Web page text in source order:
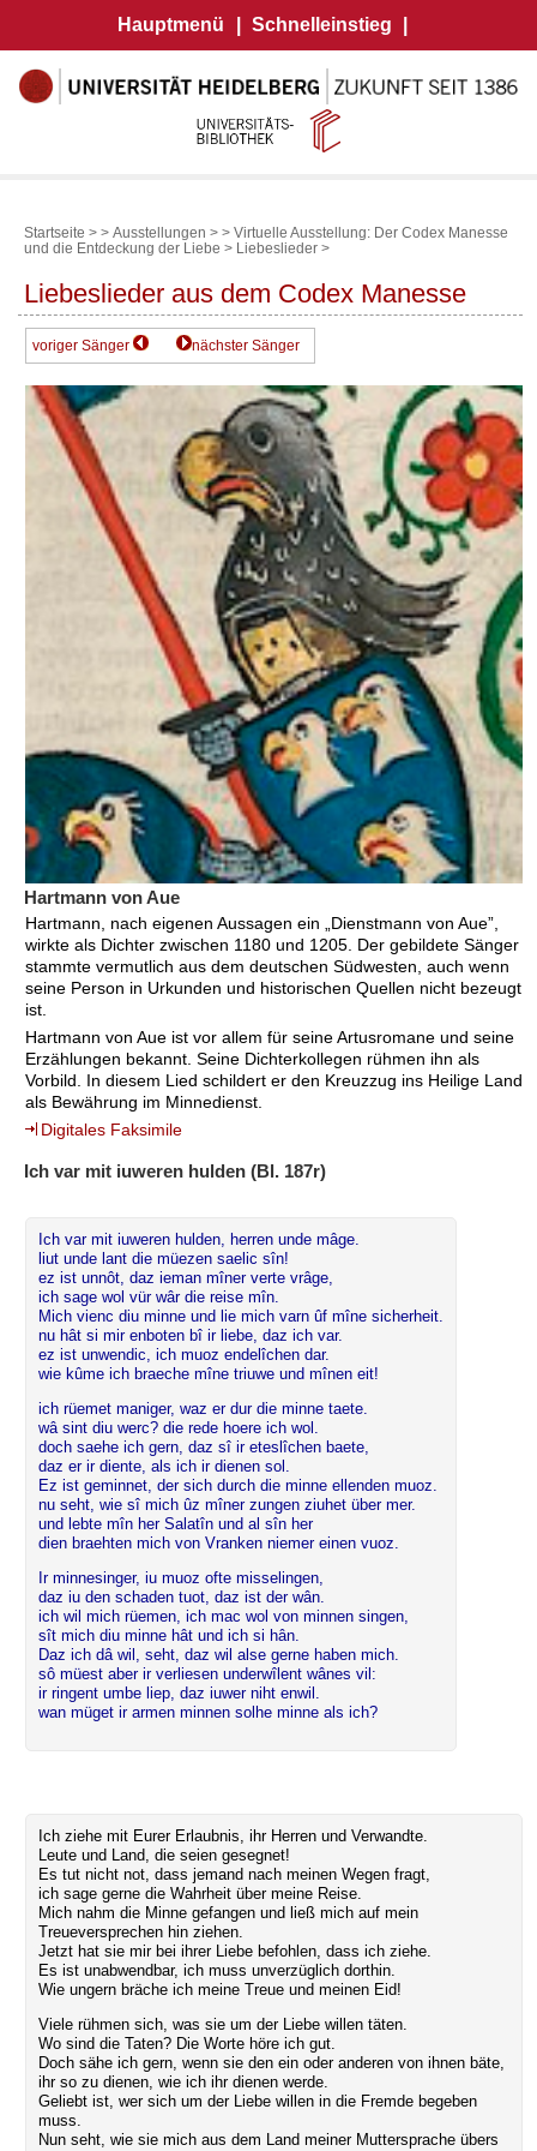
Hauptmenü Schnelleinstieg
Startseite > > Ausstellungen > > Virtuelle Ausstellung: Der Codex Manesse
und die Entdeckung der Liebe > Liebeslieder >
Liebeslieder aus dem Codex Manesse
voriger Sänger nächster Sänger
Hartmann von Aue
Hartmann, nach eigenen Aussagen ein „Dienstmann von Aue”,
wirkte als Dichter zwischen 1180 und 1205. Der gebildete Sänger
stammte vermutlich aus dem deutschen Südwesten, auch wenn
seine Person in Urkunden und historischen Quellen nicht bezeugt
ist.
Hartmann von Aue ist vor allem für seine Artusromane und seine
Erzählungen bekannt. Seine Dichterkollegen rühmen ihn als
Vorbild. In diesem Lied schildert er den Kreuzzug ins Heilige Land
als Bewährung im Minnedienst.
Digitales Faksimile
Ich var mit iuweren hulden (Bl. 187r)
Ich var mit iuweren hulden, herren unde mâge.
liut unde lant die müezen saelic sîn!
ez ist unnôt, daz ieman mîner verte vrâge,
ich sage wol vür wâr die reise mîn.
Mich vienc diu minne und lie mich varn ûf mîne sicherheit.
nu hât si mir enboten bî ir liebe, daz ich var.
ez ist unwendic, ich muoz endelîchen dar.
wie kûme ich braeche mîne triuwe und mînen eit!
ich rüemet maniger, waz er dur die minne taete.
wâ sint diu werc? die rede hoere ich wol.
doch saehe ich gern, daz sî ir eteslîchen baete,
daz er ir diente, als ich ir dienen sol.
Ez ist geminnet, der sich durch die minne ellenden muoz.
nu seht, wie sî mich ûz mîner zungen ziuhet über mer.
und lebte mîn her Salatîn und al sîn her
dien braehten mich von Vranken niemer einen vuoz.
Ir minnesinger, iu muoz ofte misselingen,
daz iu den schaden tuot, daz ist der wân.
ich wil mich rüemen, ich mac wol von minnen singen,
sît mich diu minne hât und ich si hân.
Daz ich dâ wil, seht, daz wil alse gerne haben mich.
sô müest aber ir verliesen underwîlent wânes vil:
ir ringent umbe liep, daz iuwer niht enwil.
wan müget ir armen minnen solhe minne als ich?
Ich ziehe mit Eurer Erlaubnis, ihr Herren und Verwandte.
Leute und Land, die seien gesegnet!
Es tut nicht not, dass jemand nach meinen Wegen fragt,
ich sage gerne die Wahrheit über meine Reise.
Mich nahm die Minne gefangen und ließ mich auf mein
Treueversprechen hin ziehen.
Jetzt hat sie mir bei ihrer Liebe befohlen, dass ich ziehe.
Es ist unabwendbar, ich muss unverzüglich dorthin.
Wie ungern bräche ich meine Treue und meinen Eid!
Viele rühmen sich, was sie um der Liebe willen täten.
Wo sind die Taten? Die Worte höre ich gut.
Doch sähe ich gern, wenn sie den ein oder anderen von ihnen bäte,
ihr so zu dienen, wie ich ihr dienen werde.
Geliebt ist, wer sich um der Liebe willen in die Fremde begeben
muss.
Nun seht, wie sie mich aus dem Land meiner Muttersprache übers